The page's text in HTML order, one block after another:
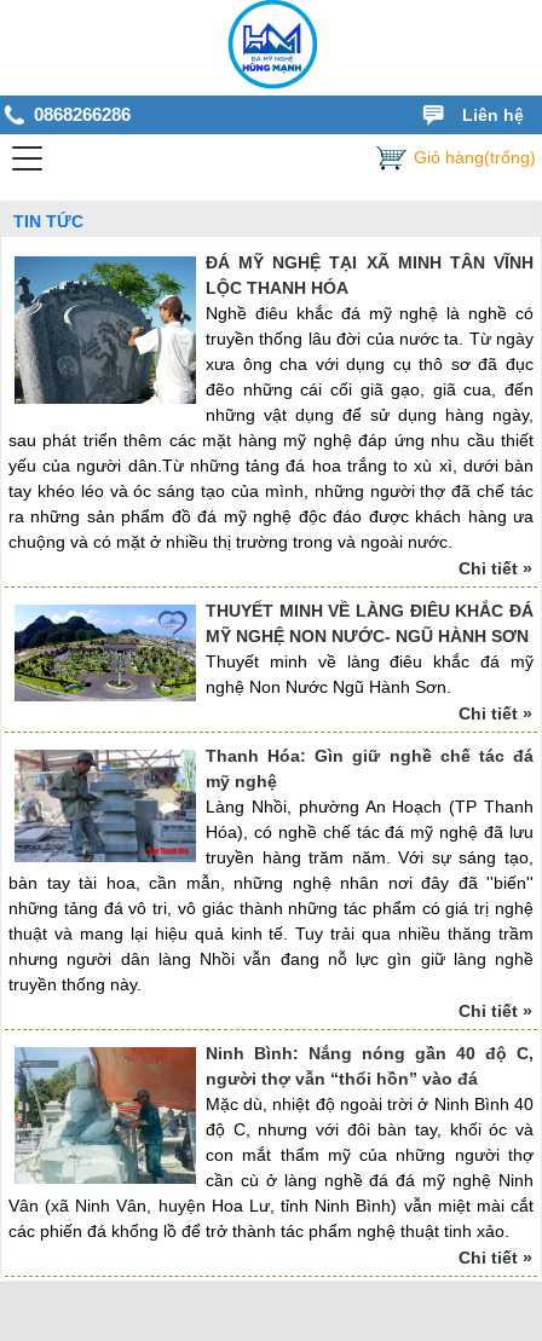
0868266286 Liên hệ
Giỏ hàng(trống)
TIN TỨC
ĐÁ MỸ NGHỆ TẠI XÃ MINH TÂN VĨNH
LỘC THANH HÓA
Nghề điêu khắc đá mỹ nghệ là nghề có
truyền thống lâu đời của nước ta. Từ ngày
xư­a ông cha với dụng cụ thô sơ đã đục
đẽo những cái cối giã gạo, giã cua, đến
những vật dụng để sử dụng hàng ngày,
sau phát triển thêm các mặt hàng mỹ nghệ đáp ứng nhu cầu thiết
yếu của người dân.Từ những tảng đá hoa trắng to xù xì, dưới bàn
tay khéo léo và óc sáng tạo của mình, những người thợ đã chế tác
ra những sản phẩm đồ đá mỹ nghệ độc đáo được khách hàng ưa
chuộng và có mặt ở nhiều thị trường trong và ngoài nước.
Chi tiết »
THUYẾT MINH VỀ LÀNG ĐIÊU KHẮC ĐÁ
MỸ NGHỆ NON NƯỚC- NGŨ HÀNH SƠN
Thuyết minh về làng điêu khắc đá mỹ
nghệ Non Nước Ngũ Hành Sơn.
Chi tiết »
Thanh Hóa: Gìn giữ nghề chế tác đá
mỹ nghệ
Làng Nhồi, phường An Hoạch (TP Thanh
Hóa), có nghề chế tác đá mỹ nghệ đã lưu
truyền hàng trăm năm. Với sự sáng tạo,
bàn tay tài hoa, cần mẫn, những nghệ nhân nơi đây đã ''biến''
những tảng đá vô tri, vô giác thành những tác phẩm có giá trị nghệ
thuật và mang lại hiệu quả kinh tế. Tuy trải qua nhiều thăng trầm
nhưng người dân làng Nhồi vẫn đang nỗ lực gìn giữ làng nghề
truyền thống này.
Chi tiết »
Ninh Bình: Nắng nóng gần 40 độ C,
người thợ vẫn “thổi hồn” vào đá
Mặc dù, nhiệt độ ngoài trời ở Ninh Bình 40
độ C, nhưng với đôi bàn tay, khối óc và
con mắt thẩm mỹ của những người thợ
cần cù ở làng nghề đá đá mỹ nghệ Ninh
Vân (xã Ninh Vân, huyện Hoa Lư, tỉnh Ninh Bình) vẫn miệt mài cắt
các phiến đá khổng lồ để trở thành tác phẩm nghệ thuật tinh xảo.
Chi tiết »